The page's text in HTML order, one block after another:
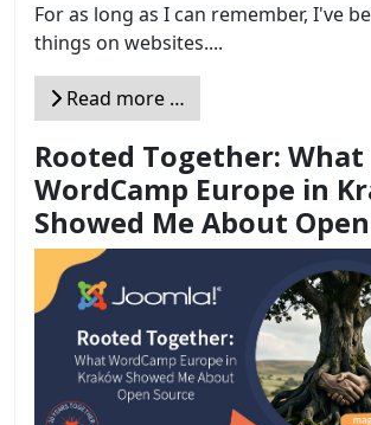
For as long as I can remember, I've
things on websites....
Read more …
Rooted Together: What
WordCamp Europe in
Showed Me About